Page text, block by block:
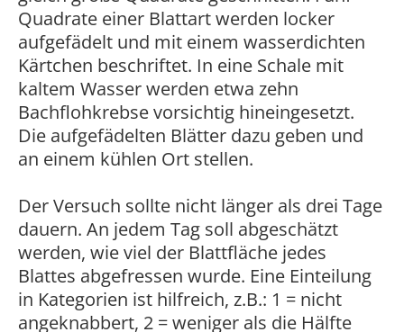
Quadrate einer Blattart werden locker
aufgefädelt und mit einem wasserdichten
Kärtchen beschriftet. In eine Schale mit
kaltem Wasser werden etwa zehn
Bachflohkrebse vorsichtig hineingesetzt.
Die aufgefädelten Blätter dazu geben und
an einem kühlen Ort stellen.
Der Versuch sollte nicht länger als drei Tage
dauern. An jedem Tag soll abgeschätzt
werden, wie viel der Blattfläche jedes
Blattes abgefressen wurde. Eine Einteilung
in Kategorien ist hilfreich, z.B.: 1 = nicht
angeknabbert, 2 = weniger als die Hälfte